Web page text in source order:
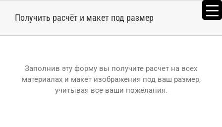
Получить расчёт и макет под размер
Заполнив эту форму вы получите расчет на всех
материалах и макет изображения под ваш размер,
учитывая все ваши пожелания.